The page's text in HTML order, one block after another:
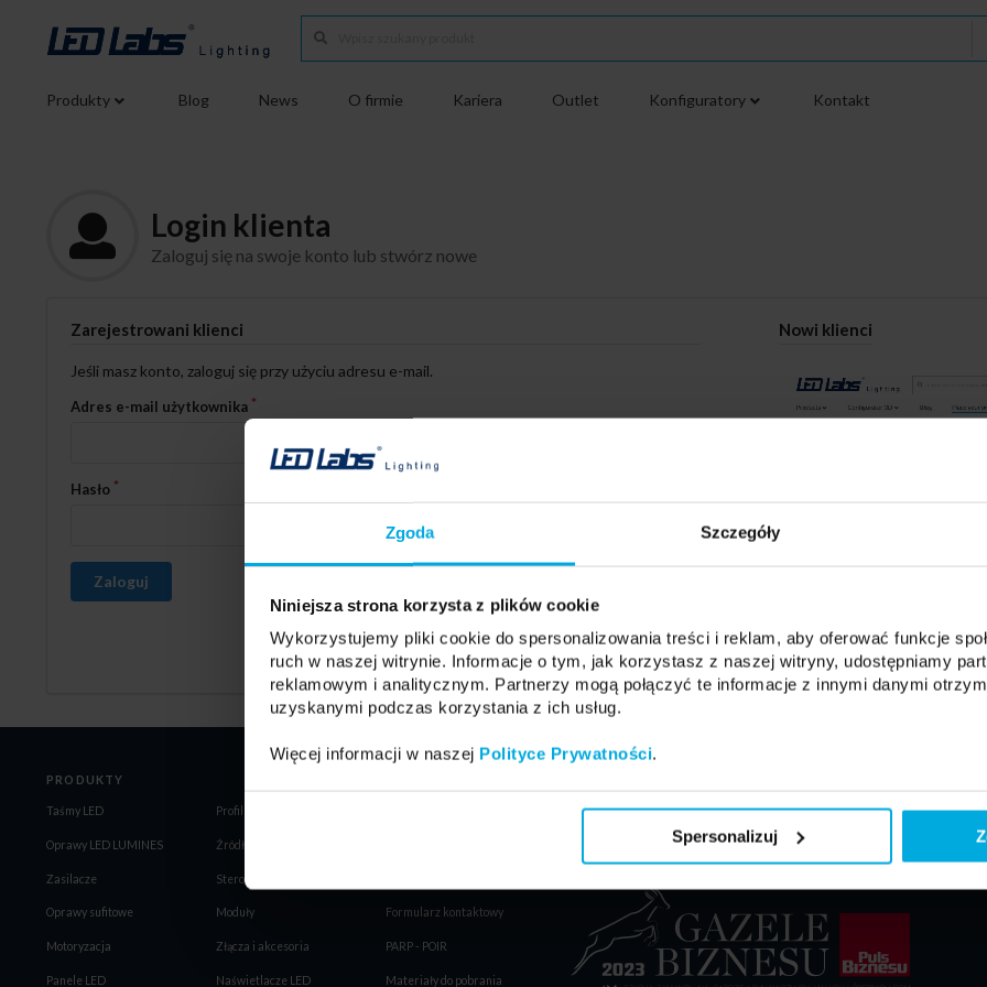
Zgoda Szczegóły
Niniejsza strona korzysta z plików cookie
Wykorzystujemy pliki cookie do spersonalizowania treści i reklam, aby oferować funkcje
ruch w naszej witrynie. Informacje o tym, jak korzystasz z naszej witryny, udostępniamy
reklamowym i analitycznym. Partnerzy mogą połączyć te informacje z innymi danymi
uzyskanymi podczas korzystania z ich usług.
Więcej informacji w naszej Polityce Prywatności.
Spersonalizuj
Produkty Blog News O firmie Kariera Outlet Konfiguratory Kontakt
Login klienta
Zaloguj się na swoje konto lub stwórz nowe
Zarejestrowani klienci
Jeśli masz konto, zaloguj się przy użyciu adresu e-mail.
Adres e-mail użytkownika
Hasło
Zaloguj
Nowi klienci
PRODUKTY
Taśmy LED Profile LED LUMINES
Oprawy LED LUMINES Źródła LED
Zasilacze Sterowniki
Oprawy sufitowe Moduły
Motoryzacja Złącza i akcesoria
Panele LED Naświetlacze LED
Formularz kontaktowy
PARP - POIR
Materiały do pobrania